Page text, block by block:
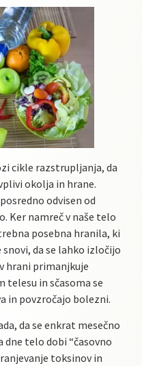
cikle razstrupljanja, da
okolja in hrane.
odvisen od
Ker namreč v naše telo
posebna hranila, ki
da se lahko izločijo
hrani primanjkuje
telesu in sčasoma se
in povzročajo bolezni.
da se enkrat mesečno
dne telo dobi “časovno
toksinov in